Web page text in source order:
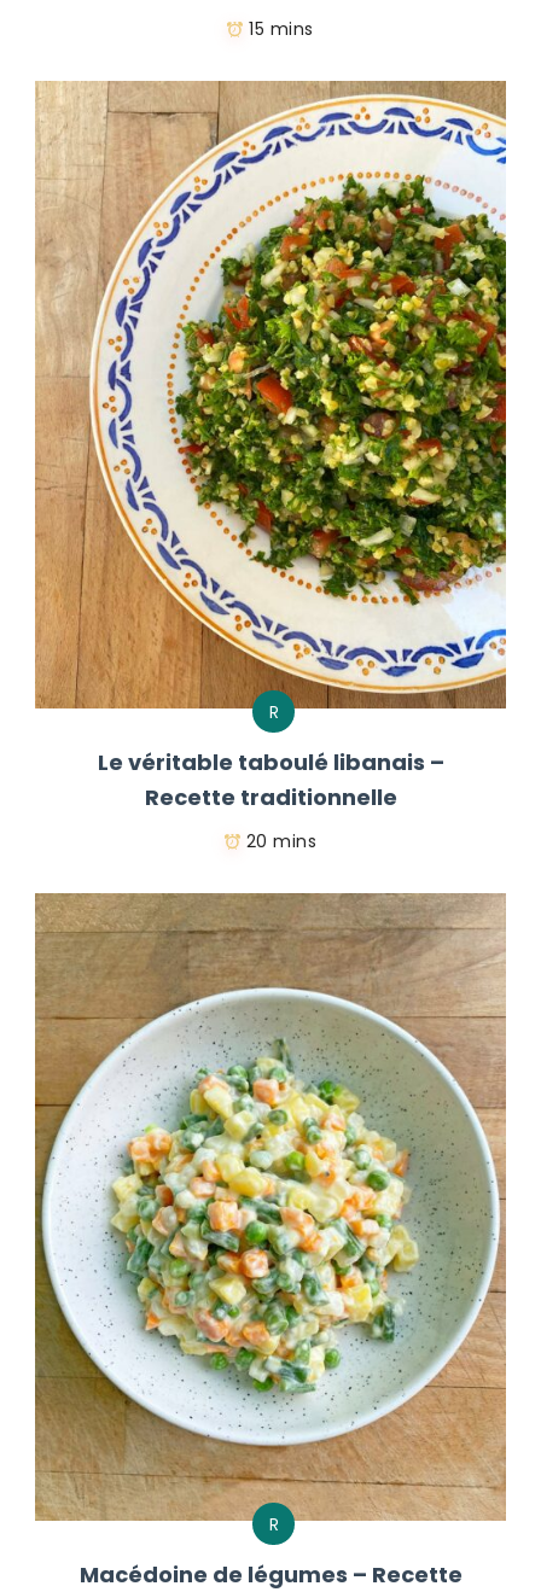
15 mins
R
Le véritable taboulé libanais –
Recette traditionnelle
20 mins
R
Macédoine de légumes – Recette